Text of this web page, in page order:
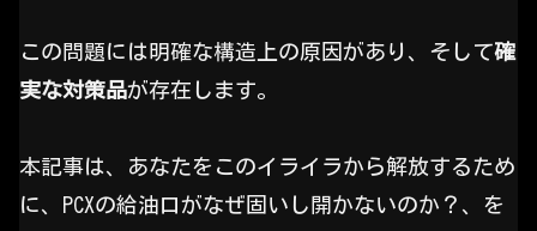
この問題には明確な構造上の原因があり、そして確
実な対策品が存在します。
本記事は、あなたをこのイライラから解放するため
に、PCXの給油口がなぜ固いし開かないのか？、を